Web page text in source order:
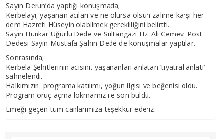
Sayın Derun’da yaptığı konuşmada;
Kerbelayı, yaşanan acıları ve ne olursa olsun zalime karşı her
dem Hazreti Hüseyin olabilmek gerekliliğini belirtti.
Sayın Hünkar Uğurlu Dede ve Sultangazi Hz. Ali Cemevi Post
Dedesi Sayın Mustafa Şahin Dede de konuşmalar yaptılar.
Sonrasında;
Kerbela Şehitlerinin acısını, yaşananları anlatan ‘tiyatral anlatı’
sahnelendi.
Halkımızın programa katılımı, yoğun ilgisi ve beğenisi oldu.
Program oruç açma lokmamız ile son buldu.
Emeği geçen tüm canlarımıza teşekkür ederiz.